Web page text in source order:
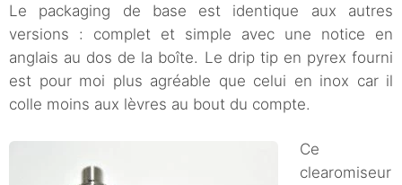
Le packaging de base est identique aux autres
versions : complet et simple avec une notice en
anglais au dos de la boîte. Le drip tip en pyrex fourni
est pour moi plus agréable que celui en inox car il
colle moins aux lèvres au bout du compte.
Ce
clearomiseur